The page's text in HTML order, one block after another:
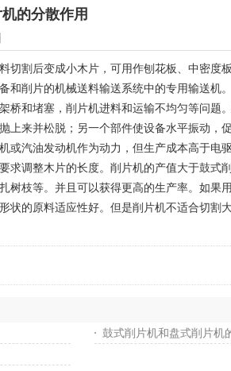
的分散作用
后变成小木片，可用作刨花板、中密度
削片的机械送料输送系统中的专用输送机。
堵塞，削片机进料和运输不均匀等问题
来并松脱；另一个部件使设备水平振动，
汽油发动机作为动力，但生产成本高于电
调整木片的长度。削片机的产值大于鼓式
枝等。并且可以获得更高的生产率。如果
的原料适应性好。但是削片机不适合切割
鼓式削片机和盘式削片机